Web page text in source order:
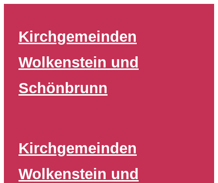
springen
Kirchgemeinden
Wolkenstein und
Schönbrunn
Kirchgemeinden
Wolkenstein und